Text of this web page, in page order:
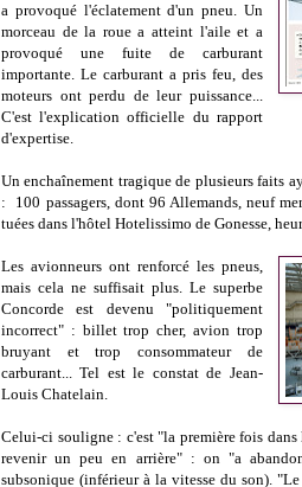
a provoqué l'éclatement d'un pneu. Un
morceau de la roue a atteint l'aile et a
provoqué une fuite de carburant
importante. Le carburant a pris feu, des
moteurs ont perdu de leur puissance...
C'est l'explication officielle du rapport
d'expertise.
Un enchaînement tragique de plusieurs faits
: 100 passagers, dont 96 Allemands, neuf
tuées dans l'hôtel Hotelissimo de Gonesse,
Les avionneurs ont renforcé les pneus,
mais cela ne suffisait plus. Le superbe
Concorde est devenu "politiquement
incorrect" : billet trop cher, avion trop
bruyant et trop consommateur de
carburant... Tel est le constat de Jean-
Louis Chatelain.
Celui-ci souligne : c'est "la première fois
revenir un peu en arrière" : on "a
subsonique (inférieur à la vitesse du son).